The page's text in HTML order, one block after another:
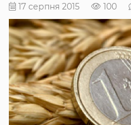
17 серпня 2015 100